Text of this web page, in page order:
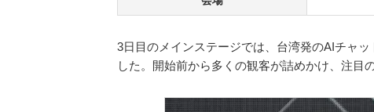
3日目のメインステージでは、台湾発のAIチャッ
した。開始前から多くの観客が詰めかけ、注目